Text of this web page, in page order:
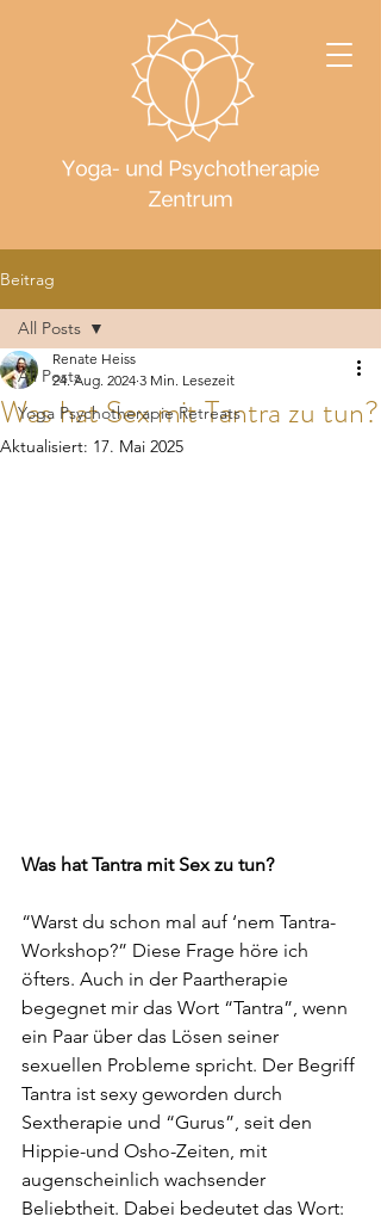
Beitrag
All Posts
Yoga Psychotherapie Retreats
All Posts
Was hat Sex mit Tantra zu tun?
Renate Heiss
24. Aug. 2024 3 Min. Lesezeit
Aktualisiert: 17. Mai 2025
Was hat Tantra mit Sex zu tun?
“Warst du schon mal auf ‘nem Tantra-
Workshop?” Diese Frage höre ich
öfters. Auch in der Paartherapie
begegnet mir das Wort “Tantra”, wenn
ein Paar über das Lösen seiner
sexuellen Probleme spricht. Der Begriff
Tantra ist sexy geworden durch
Sextherapie und “Gurus”, seit den
Hippie-und Osho-Zeiten, mit
augenscheinlich wachsender
Beliebtheit. Dabei bedeutet das Wort: